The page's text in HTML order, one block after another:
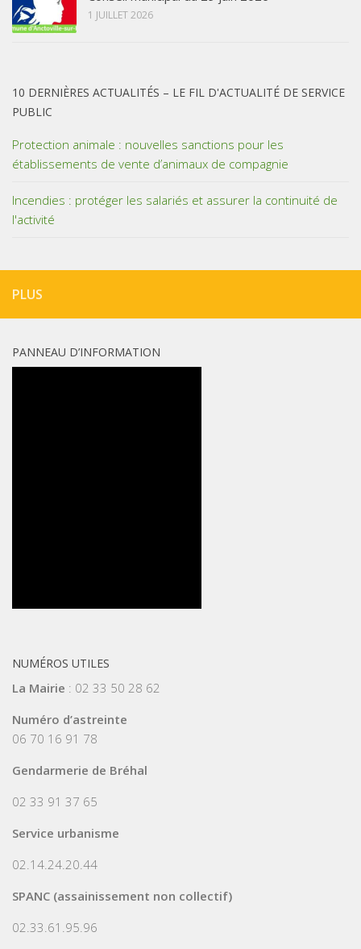
1 JUILLET 2026
10 DERNIÈRES ACTUALITÉS – LE FIL D'ACTUALITÉ DE SERVICE
PUBLIC
Protection animale : nouvelles sanctions pour les
établissements de vente d’animaux de compagnie
Incendies : protéger les salariés et assurer la continuité de
l'activité
PLUS
PANNEAU D’INFORMATION
NUMÉROS UTILES
La Mairie : 02 33 50 28 62
Numéro d’astreinte
06 70 16 91 78
Gendarmerie de Bréhal
02 33 91 37 65
Service urbanisme
02.14.24.20.44
SPANC (assainissement non collectif)
02.33.61.95.96